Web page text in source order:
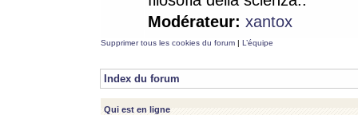
Modérateur: xantox
Supprimer tous les cookies du forum | L’équipe
Index du forum
Qui est en ligne